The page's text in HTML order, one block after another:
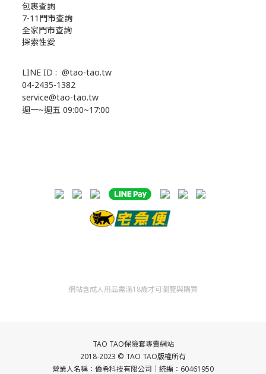
包裹查詢
7-11門市查詢
全家門市查詢
探索性愛
LINE ID : @tao-tao.tw
04-2435-1382
service@tao-tao.tw
週一~週五 09:00~17:00
網站含成人用品需滿18歲才可瀏覽與購買
TAO TAO保險套專賣網站
2018-2023 © TAO TAO版權所有
營業人名稱：僑希科技有限公司｜統編：60461950